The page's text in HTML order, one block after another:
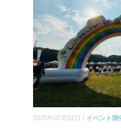
2026年07月02日 | イベント開